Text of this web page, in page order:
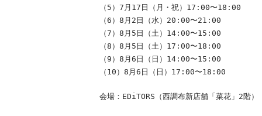
（5）7月17日（月・祝）17:00〜18:00
（6）8月2日（水）20:00〜21:00
（7）8月5日（土）14:00〜15:00
（8）8月5日（土）17:00〜18:00
（9）8月6日（日）14:00〜15:00
（10）8月6日（日）17:00〜18:00
会場：EDiTORS（西調布新店舗「菜花」2階）